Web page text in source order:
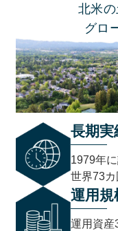
北米
グロ
長期実
1979年
世界73
運用規
運用資産